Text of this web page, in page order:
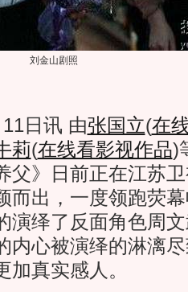
刘金山剧照
日讯 由张国立(在
莉(在线看影视作品)
父》日前正在江苏
而出，一度领跑荧
演绎了反面角色周
内心被演绎的淋漓
真实感人。